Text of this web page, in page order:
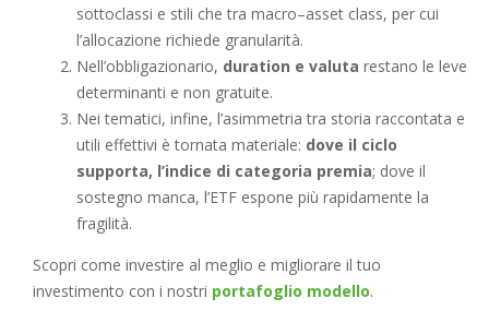
sottoclassi e stili che tra macro–asset class, per cui
l’allocazione richiede granularità.
Nell’obbligazionario, duration e valuta restano le leve
determinanti e non gratuite.
Nei tematici, infine, l’asimmetria tra storia raccontata e
utili effettivi è tornata materiale: dove il ciclo
supporta, l’indice di categoria premia; dove il
sostegno manca, l’ETF espone più rapidamente la
fragilità.
Scopri come investire al meglio e migliorare il tuo
investimento con i nostri portafoglio modello.